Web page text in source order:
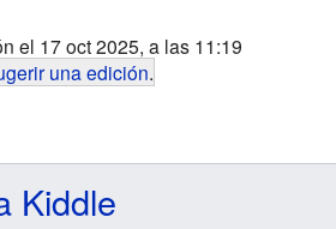
el 17 oct 2025, a las 11:19
una edición.
Kiddle